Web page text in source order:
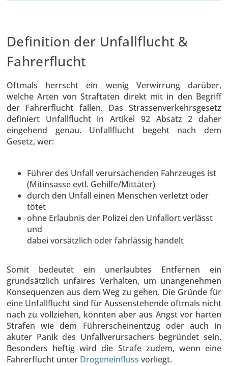
Definition der Unfallflucht &
Fahrerflucht
Oftmals herrscht ein wenig Verwirrung darüber,
welche Arten von Straftaten direkt mit in den Begriff
der Fahrerflucht fallen. Das Strassenverkehrsgesetz
definiert Unfallflucht in Artikel 92 Absatz 2 daher
eingehend genau. Unfallflucht begeht nach dem
Gesetz, wer:
Führer des Unfall verursachenden Fahrzeuges ist
(Mitinsasse evtl. Gehilfe/Mittäter)
durch den Unfall einen Menschen verletzt oder
tötet
ohne Erlaubnis der Polizei den Unfallort verlässt
und
dabei vorsätzlich oder fahrlässig handelt
Somit bedeutet ein unerlaubtes Entfernen ein
grundsätzlich unfaires Verhalten, um unangenehmen
Konsequenzen aus dem Weg zu gehen. Die Gründe für
eine Unfallflucht sind für Aussenstehende oftmals nicht
nach zu vollziehen, könnten aber aus Angst vor harten
Strafen wie dem Führerscheinentzug oder auch in
akuter Panik des Unfallverursachers begründet sein.
Besonders heftig wird die Strafe zudem, wenn eine
Fahrerflucht unter Drogeneinfluss vorliegt.